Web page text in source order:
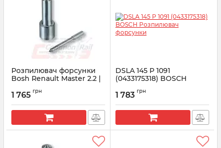
Розпилювач форсунки
Bosh Renault Master 2.2 |
Артикул:
1 765 грн
DSLA 145 P 1091
(0433175318) BOSCH
Артикул:
1 783 грн